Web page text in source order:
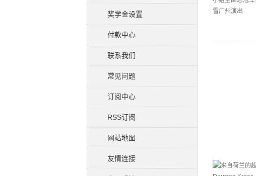
奖学金设置
付款中心
联系我们
常见问题
订阅中心
RSS订阅
网站地图
友情连接